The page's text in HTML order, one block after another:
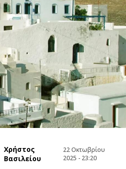
Χρήστος
Βασιλείου
22 Οκτωβρίου
2025 - 23:20